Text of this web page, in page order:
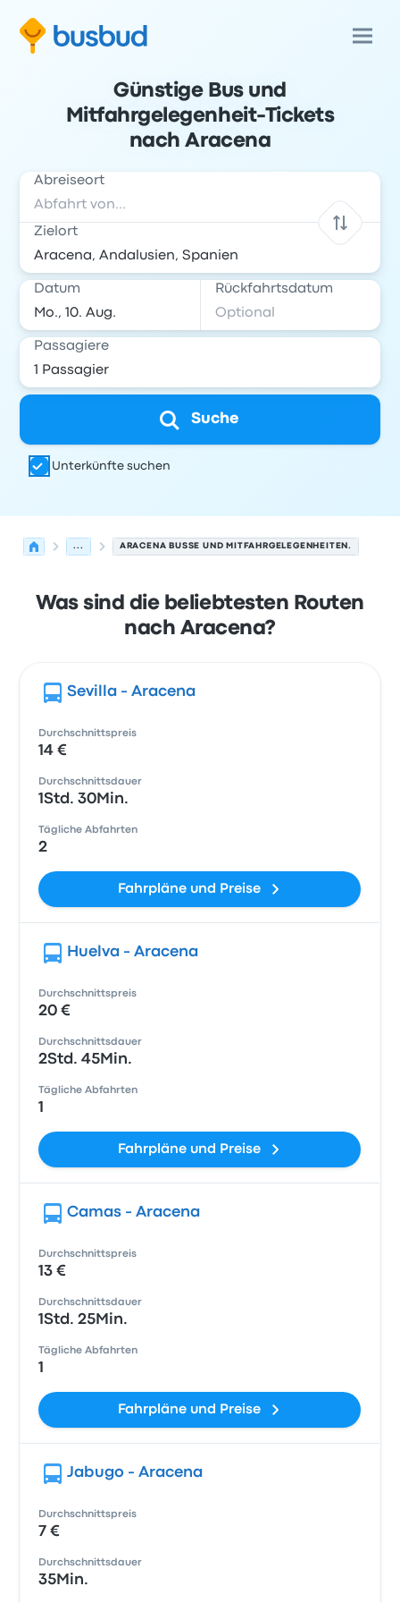
Günstige Bus und
Mitfahrgelegenheit-Tickets
nach Aracena
Abreiseort
Zielort
Datum Rückfahrtsdatum
Passagiere
Suche
Unterkünfte suchen
... ARACENA BUSSE UND MITFAHRGELEGENHEITEN.
Was sind die beliebtesten Routen
nach Aracena?
Sevilla - Aracena
Durchschnittspreis
14 €
Durchschnittsdauer
1Std. 30Min.
Tägliche Abfahrten
2
Fahrpläne und Preise
Huelva - Aracena
Durchschnittspreis
20 €
Durchschnittsdauer
2Std. 45Min.
Tägliche Abfahrten
1
Fahrpläne und Preise
Camas - Aracena
Durchschnittspreis
13 €
Durchschnittsdauer
1Std. 25Min.
Tägliche Abfahrten
1
Fahrpläne und Preise
Jabugo - Aracena
Durchschnittspreis
7 €
Durchschnittsdauer
35Min.